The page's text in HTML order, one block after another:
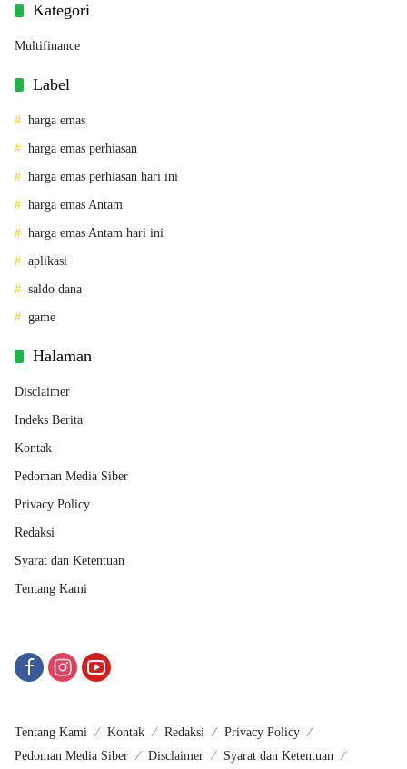
Kategori
Multifinance
Label
harga emas
harga emas perhiasan
harga emas perhiasan hari ini
harga emas Antam
harga emas Antam hari ini
aplikasi
saldo dana
game
Halaman
Disclaimer
Indeks Berita
Kontak
Pedoman Media Siber
Privacy Policy
Redaksi
Syarat dan Ketentuan
Tentang Kami
Tentang Kami Kontak Redaksi
Privacy Policy
Pedoman Media Siber
Disclaimer Syarat dan Ketentuan